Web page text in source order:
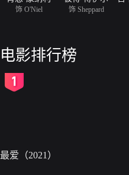
饰 O'Niel 饰 Sheppard
电影排行榜
最爱（2021）